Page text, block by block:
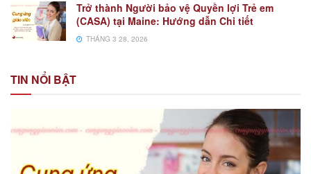
Trở thành Người bảo vệ Quyền lợi Trẻ em
(CASA) tại Maine: Hướng dẫn Chi tiết
THÁNG 3 28, 2026
TIN NỔI BẬT